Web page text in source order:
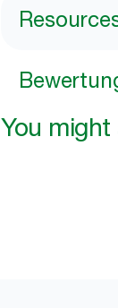
You might